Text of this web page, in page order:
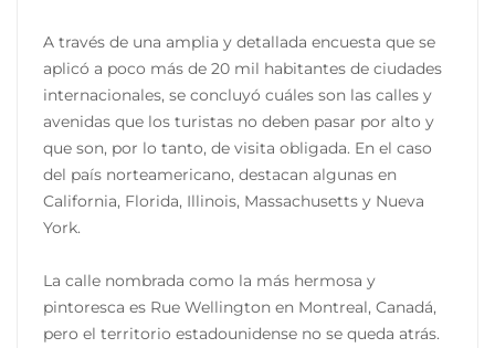
A través de una amplia y detallada encuesta que se
aplicó a poco más de 20 mil habitantes de ciudades
internacionales, se concluyó cuáles son las calles y
avenidas que los turistas no deben pasar por alto y
que son, por lo tanto, de visita obligada. En el caso
del país norteamericano, destacan algunas en
California, Florida, Illinois, Massachusetts y Nueva
York.
La calle nombrada como la más hermosa y
pintoresca es Rue Wellington en Montreal, Canadá,
pero el territorio estadounidense no se queda atrás.